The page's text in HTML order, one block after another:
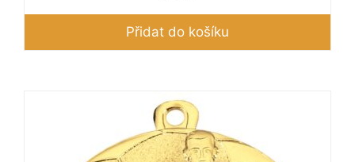
Přidat do košíku